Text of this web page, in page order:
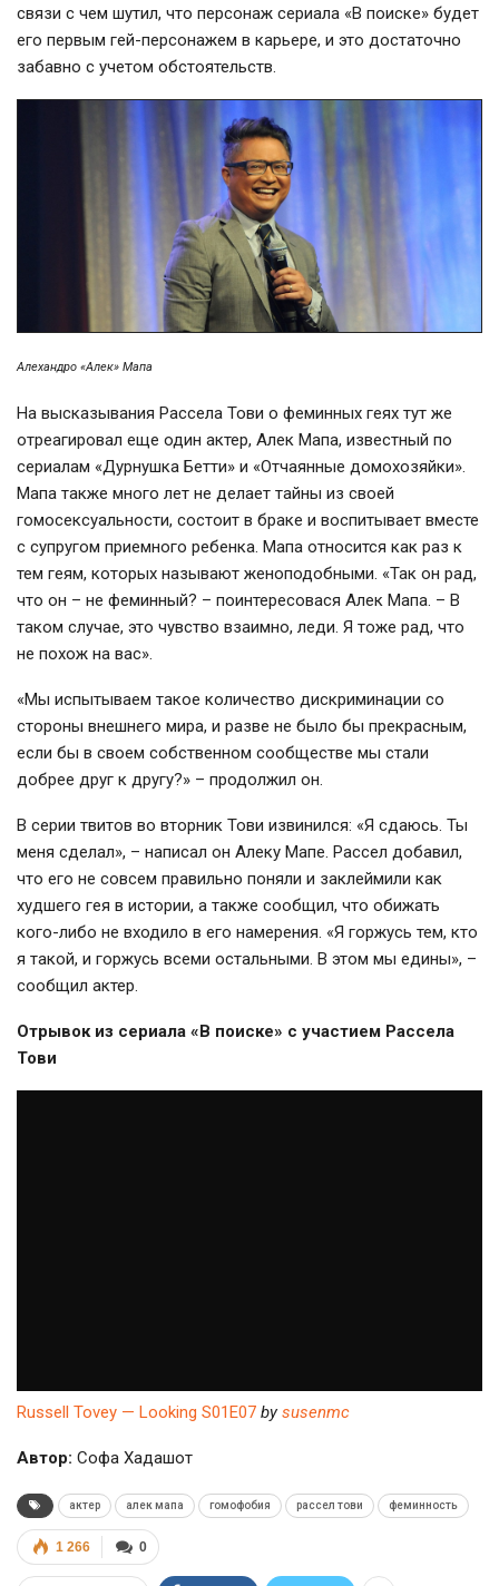
связи с чем шутил, что персонаж сериала «В поиске» будет
его первым гей-персонажем в карьере, и это достаточно
забавно с учетом обстоятельств.
Алехандро «Алек» Мапа
На высказывания Рассела Тови о феминных геях тут же
отреагировал еще один актер, Алек Мапа, известный по
сериалам «Дурнушка Бетти» и «Отчаянные домохозяйки».
Мапа также много лет не делает тайны из своей
гомосексуальности, состоит в браке и воспитывает вместе
с супругом приемного ребенка. Мапа относится как раз к
тем геям, которых называют женоподобными. «Так он рад,
что он – не феминный? – поинтересовася Алек Мапа. – В
таком случае, это чувство взаимно, леди. Я тоже рад, что
не похож на вас».
«Мы испытываем такое количество дискриминации со
стороны внешнего мира, и разве не было бы прекрасным,
если бы в своем собственном сообществе мы стали
добрее друг к другу?» – продолжил он.
В серии твитов во вторник Тови извинился: «Я сдаюсь. Ты
меня сделал», – написал он Алеку Мапе. Рассел добавил,
что его не совсем правильно поняли и заклеймили как
худшего гея в истории, а также сообщил, что обижать
кого-либо не входило в его намерения. «Я горжусь тем, кто
я такой, и горжусь всеми остальными. В этом мы едины», –
сообщил актер.
Отрывок из сериала «В поиске» с участием Рассела
Тови
Russell Tovey — Looking S01E07 bysusenmc
Автор: Софа Хадашот
актер алек мапа гомофобия рассел тови феминность
0
1 266